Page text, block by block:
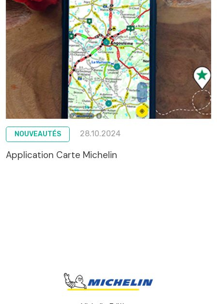
NOUVEAUTÉS 28.10.2024
Application Carte Michelin